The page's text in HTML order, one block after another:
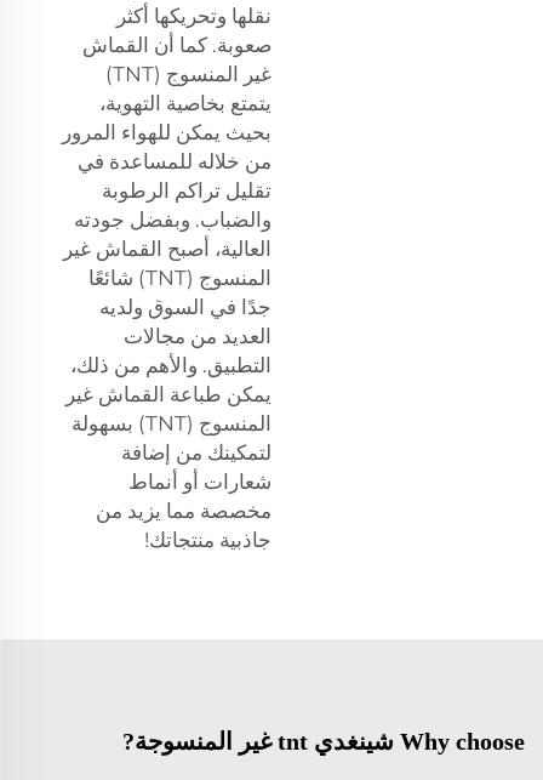
نقلها وتحريكها أكثر
صعوبة. كما أن القماش
غير المنسوج (TNT)
يتمتع بخاصية التهوية،
بحيث يمكن للهواء المرور
من خلاله للمساعدة في
تقليل تراكم الرطوبة
والضباب. وبفضل جودته
العالية، أصبح القماش غير
المنسوج (TNT) شائعًا
جدًا في السوق ولديه
العديد من مجالات
التطبيق. والأهم من ذلك،
يمكن طباعة القماش غير
المنسوج (TNT) بسهولة
لتمكينك من إضافة
شعارات أو أنماط
مخصصة مما يزيد من
جاذبية منتجاتك!
Why choose شينغدي tnt غير المنسوجة?